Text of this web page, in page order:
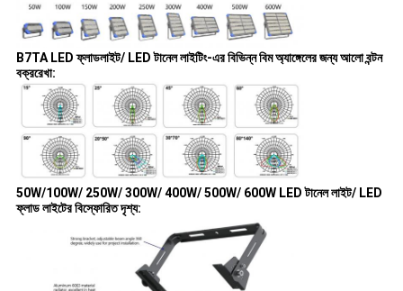
B7TA LED ফ্লাডলাইট/ LED টানেল লাইটিং-এর বিভিন্ন বিম অ্যাঙ্গেলের জন্য আলো বন্টন
বক্ররেখা:
50W/100W/ 250W/ 300W/ 400W/ 500W/ 600W LED টানেল লাইট/ LED
ফ্লাড লাইটের বিস্ফোরিত দৃশ্য: